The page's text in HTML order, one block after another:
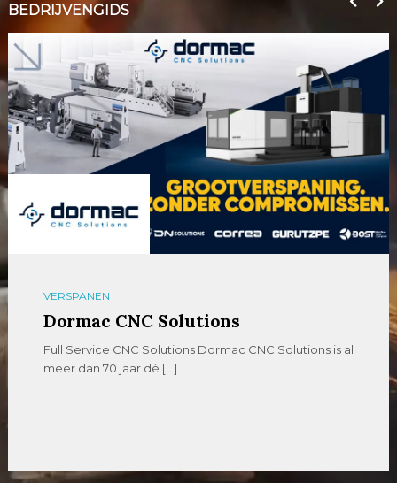
BEDRIJVENGIDS
VERSPANEN
Dormac CNC Solutions
Full Service CNC Solutions Dormac CNC Solutions is al
meer dan 70 jaar dé […]